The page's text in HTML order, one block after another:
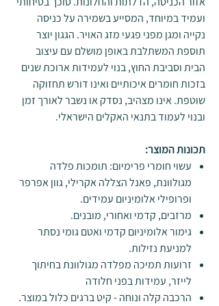
ועמיד במיוחד, המסייע בשמירה על כניסה
נקייה ומגן מפני פגעי מזג האויר. הגגון יוצר
תוספת המשתלבת באופן מושלם עם עיצוב
הבית וסביבת החוץ, בנוי לעמידות ארוכת שנים
בזכות חומרים איכותיים ואינו דורש תחזוקה
שוטפת. אינו מצהיב, נסדק או נשבר לאורך זמן
ובנוי לעמוד בתנאי האקלים הישראלי.
תכונות המוצר:
עשוי חומרי פרימיום: תומכות פלדה
מגולוונת, פאנל הצללה אקרילי, גוון אפרפר
ופרופילי אלומיניום עמידים.
מרזבים, קדמי ואחורי, מובנים.
גימור אלומיניום קדמי ואטם גומי נסתר
למניעת נזילות.
זרועות תמיכה מפלדה מגולוונת בחיתוך
לייזר, עמידות בפני חלודה
הרכבה קלה ונוחה - קיט ברגים כלול במוצר.